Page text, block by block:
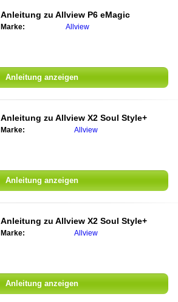
Anleitung zu Allview P6 eMagic
Marke: Allview
Anleitung anzeigen
Anleitung zu Allview X2 Soul Style+
Marke: Allview
Anleitung anzeigen
Anleitung zu Allview X2 Soul Style+
Marke: Allview
Anleitung anzeigen